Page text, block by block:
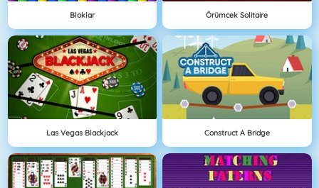
Bloklar Örümcek Solitaire
Las Vegas Blackjack Construct A Bridge